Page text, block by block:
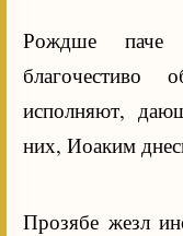
Рождше паче
благочестиво
исполняют,
них, Иоаким
Прозябе жезл